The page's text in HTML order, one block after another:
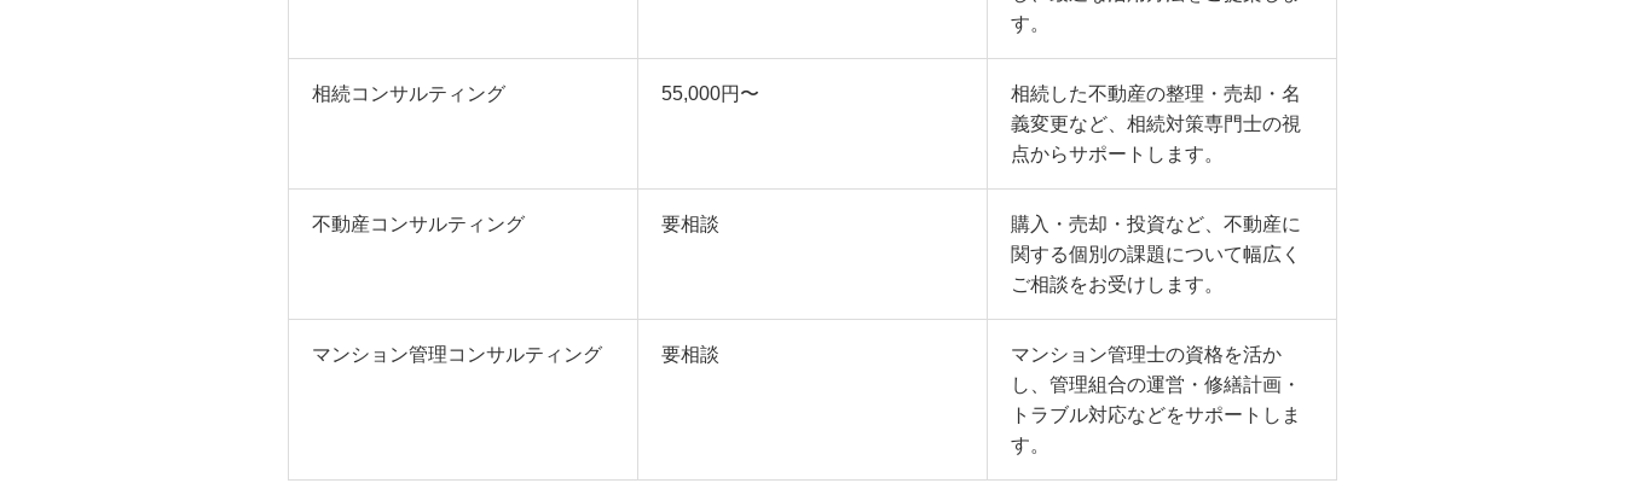
す。
相続コンサルティング 55,000円〜
相続した不動産の整理・売却・名
義変更など、相続対策専門士の視
点からサポートします。
不動産コンサルティング 要相談
購入・売却・投資など、不動産に
関する個別の課題について幅広く
ご相談をお受けします。
マンション管理コンサルティング 要相談
マンション管理士の資格を活か
し、管理組合の運営・修繕計画・
トラブル対応などをサポートしま
す。